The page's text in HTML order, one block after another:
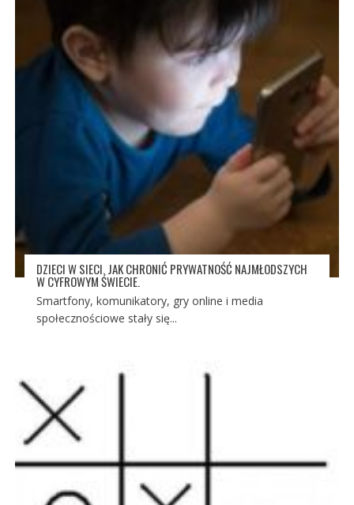
DZIECI W SIECI. JAK CHRONIĆ PRYWATNOŚĆ NAJMŁODSZYCH
W CYFROWYM ŚWIECIE.
Smartfony, komunikatory, gry online i media
społecznościowe stały się...